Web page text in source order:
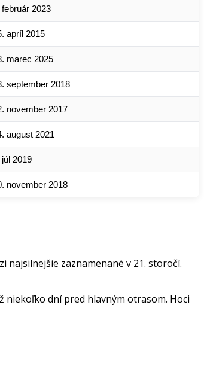
február 2023
apríl 2015
marec 2025
september 2018
november 2017
august 2021
júl 2019
november 2018
najsilnejšie zaznamenané v 21. storočí.
niekoľko dní pred hlavným otrasom. Hoci